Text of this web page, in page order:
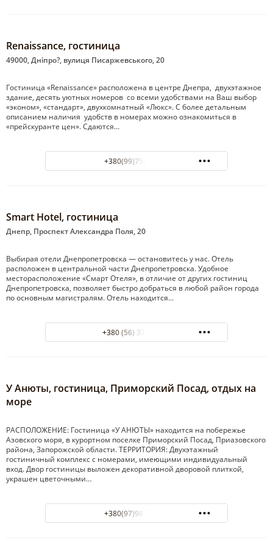
Renaissance, гостиница
49000, Дніпро?, вулиця Писаржевського, 20
Гостиница «Renaissance» расположена в центре Днепра, двухэтажное
здание, десять уютных номеров со всеми удобствами на Ваш выбор
«эконом», «стандарт», двухкомнатный «Люкс». С более детальным
описанием наличия удобств в номерах можно ознакомиться в
«прейскуранте цен». Сдаются…
+380(99)750-46-76
Smart Hotel, гостиница
Днепр, Проспект Александра Поля, 20
Выбирая отели Днепропетровска — остановитесь у нас. Отель
расположен в центральной части Днепропетровска. Удобное
месторасположение «Смарт Отеля», в отличие от других гостиниц
Днепропетровска, позволяет быстро добраться в любой район города
по основным магистралям. Отель находится…
+380 (56) 375-58-84
У Анюты, гостиница, Приморский Посад, отдых на
море
РАСПОЛОЖЕНИЕ: Гостиница «У АНЮТЫ» находится на побережье
Азовского моря, в курортном поселке Приморский Посад, Приазовского
района, Запорожской области. ТЕРРИТОРИЯ: Двухэтажный
гостиничный комплекс с номерами, имеющими индивидуальный
вход. Двор гостиницы выложен декоративной дворовой плиткой,
украшен цветочными…
+380(97)983-56-91